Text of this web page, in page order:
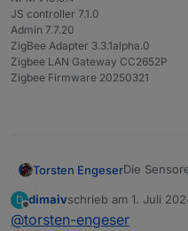
JS controller 7.1.0
Admin 7.7.20
ZigBee Adapter 3.3.1alpha.0
Zigbee LAN Gateway CC2652P
Zigbee Firmware 20250321
Torsten EngeserDie
Nur sind
Entweder
D
Offline
dimaivschrieb am 1. Juli
zuletzt editiert von
@torsten-engeser